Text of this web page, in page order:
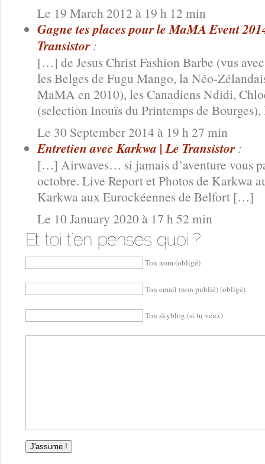
Le 19 March 2012 à 19 h 12 min
Gagne tes places pour le MaMA Event
Transistor :
[…] de Jesus Christ Fashion Barbe (vus
les Belges de Fugu Mango, la Néo-
MaMA en 2010), les Canadiens Ndidi,
(selection Inouïs du Printemps de
Le 30 September 2014 à 19 h 27 min
Entretien avec Karkwa | Le Transistor :
[…] Airwaves… si jamais d’aventure vous
octobre. Live Report et Photos de Karkwa
Karkwa aux Eurockéennes de Belfort […]
Le 10 January 2020 à 17 h 52 min
Ton nom (obligé)
Ton email (non publié) (obligé)
Ton skyblog (si tu veux)